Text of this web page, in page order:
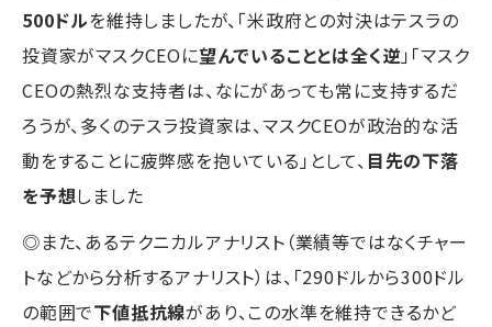
500ドルを維持しましたが、「米政府との対決はテスラの
投資家がマスクCEOに望んでいることとは全く逆」「マスク
CEOの熱烈な支持者は、なにがあっても常に支持するだ
ろうが、多くのテスラ投資家は、マスクCEOが政治的な活
動をすることに疲弊感を抱いている」として、 目先の下落
を予想しました
◎また、あるテクニカルアナリスト（業績等ではなくチャー
トなどから分析するアナリスト）は、「290ドルから300ドル
の範囲で下値抵抗線があり、この水準を維持できるかど